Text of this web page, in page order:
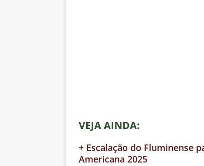
VEJA AINDA:
+ Escalação do Fluminense
Americana 2025